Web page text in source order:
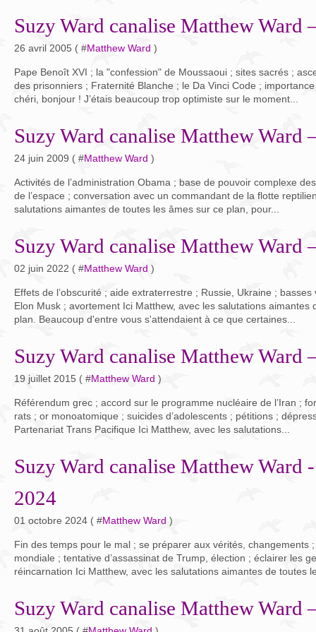
Suzy Ward canalise Matthew Ward
26 avril 2005 ( #Matthew Ward )
Pape Benoît XVI ; la "confession" de Moussaoui ; sites sacrés ;
des prisonniers ; Fraternité Blanche ; le Da Vinci Code ;
chéri, bonjour ! J’étais beaucoup trop optimiste sur le moment...
Suzy Ward canalise Matthew Ward
24 juin 2009 ( #Matthew Ward )
Activités de l’administration Obama ; base de pouvoir complexe
de l’espace ; conversation avec un commandant de la flotte
salutations aimantes de toutes les âmes sur ce plan, pour...
Suzy Ward canalise Matthew Ward
02 juin 2022 ( #Matthew Ward )
Effets de l’obscurité ; aide extraterrestre ; Russie, Ukraine ;
Elon Musk ; avortement Ici Matthew, avec les salutations aimantes
plan. Beaucoup d'entre vous s'attendaient à ce que certaines...
Suzy Ward canalise Matthew Ward
19 juillet 2015 ( #Matthew Ward )
Référendum grec ; accord sur le programme nucléaire de l’Iran ;
rats ; or monoatomique ; suicides d’adolescents ; pétitions ;
Partenariat Trans Pacifique Ici Matthew, avec les salutations...
Suzy Ward canalise Matthew Ward
2024
01 octobre 2024 ( #Matthew Ward )
Fin des temps pour le mal ; se préparer aux vérités, changements
mondiale ; tentative d’assassinat de Trump, élection ; éclairer les
réincarnation Ici Matthew, avec les salutations aimantes de toutes
Suzy Ward canalise Matthew Ward